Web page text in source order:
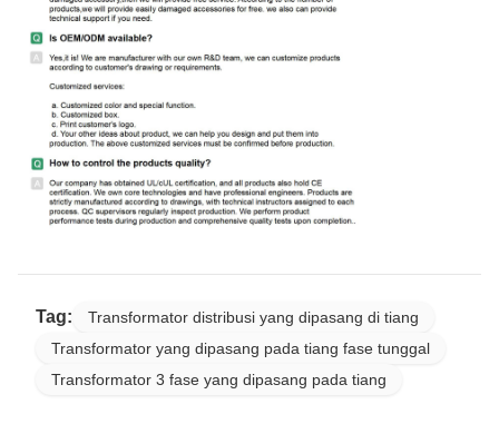
Tag:
Transformator distribusi yang dipasang di tiang
Transformator yang dipasang pada tiang fase tunggal
Transformator 3 fase yang dipasang pada tiang